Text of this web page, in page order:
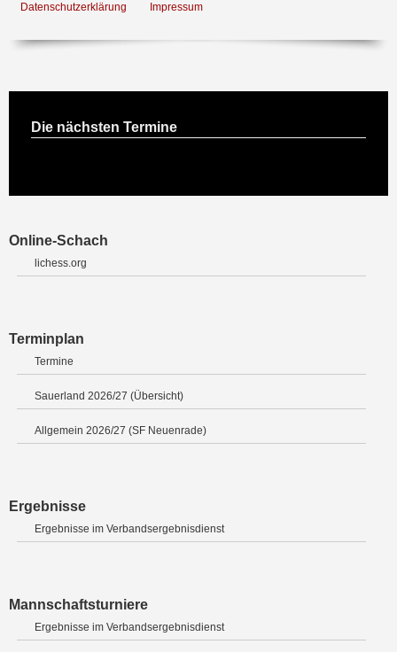
Datenschutzerklärung Impressum
Die nächsten Termine
Online-Schach
lichess.org
Terminplan
Termine
Sauerland 2026/27 (Übersicht)
Allgemein 2026/27 (SF Neuenrade)
Ergebnisse
Ergebnisse im Verbandsergebnisdienst
Mannschaftsturniere
Ergebnisse im Verbandsergebnisdienst